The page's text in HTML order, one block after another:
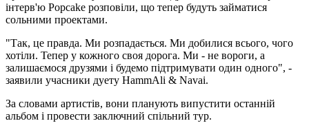
інтерв'ю Popcake розповіли, що тепер будуть займатися
сольними проектами.
"Так, це правда. Ми розпадається. Ми добилися всього, чого
хотіли. Тепер у кожного своя дорога. Ми - не вороги, а
залишаємося друзями і будемо підтримувати один одного", -
заявили учасники дуету HammAli & Navai.
За словами артистів, вони планують випустити останній
альбом і провести заключний спільний тур.